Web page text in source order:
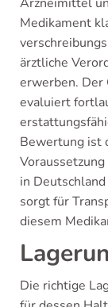
Medikament
ärztliche
erwerben. Der
evaluiert
Bewertung ist
in
sorgt für
diesem
Die richtige